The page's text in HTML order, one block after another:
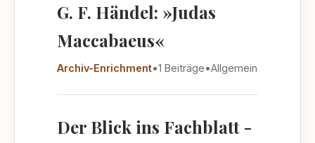
G. F. Händel: »Judas
Maccabaeus«
Archiv-Enrichment•1 Beiträge•Allgemein
Der Blick ins Fachblatt -